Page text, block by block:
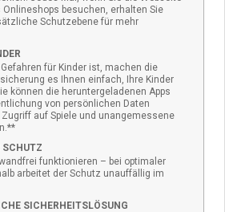
Onlineshops besuchen, erhalten Sie
Schutzebene für mehr
für Kinder ist, machen die
es Ihnen einfach, Ihre Kinder
können die heruntergeladenen Apps
von persönlichen Daten
auf Spiele und unangemessene
SCHUTZ
funktionieren – bei optimaler
arbeitet der Schutz unauffällig im
SICHERHEITSLÖSUNG